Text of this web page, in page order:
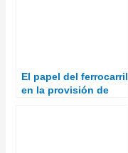
El papel del ferrocarril
en la provisión de